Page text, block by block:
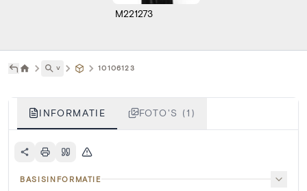
M221273
˅ 10106123
INFORMATIE FOTO'S (1)
BASISINFORMATIE